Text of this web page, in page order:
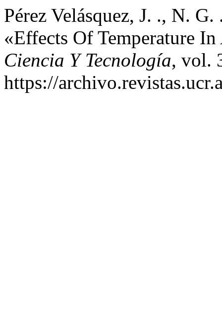
Pérez Velásquez, J. ., N.
«Effects Of Temperature
Ciencia Y Tecnología, vol.
https://